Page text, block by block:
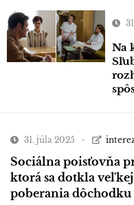
Na
31. júla 2025
Sociálna poisťovňa
ktorá sa dotkla
poberania dôchodku